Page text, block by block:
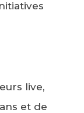
live,
et de